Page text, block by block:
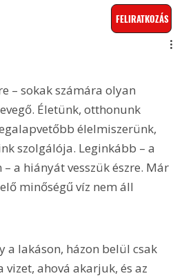
FELIRATKOZÁS
– sokak számára olyan
Életünk, otthonunk
élelmiszerünk,
szolgálója. Leginkább – a
a hiányát vesszük észre. Már
minőségű víz nem áll
a lakáson, házon belül csak
vizet, ahová akarjuk, és az